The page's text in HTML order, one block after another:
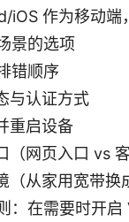
iOS 作为移动端
景的选项
错顺序
与认证方式
重启设备
（网页入口 vs 客
（从家用宽带换
：在需要时开启